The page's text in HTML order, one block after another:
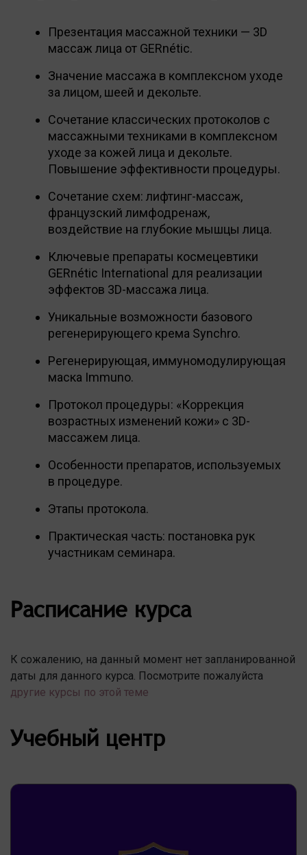
Презентация массажной техники — 3D
массаж лица от GERnétic.
Значение массажа в комплексном уходе
за лицом, шеей и декольте.
Сочетание классических протоколов с
массажными техниками в комплексном
уходе за кожей лица и декольте.
Повышение эффективности процедуры.
Сочетание схем: лифтинг-массаж,
французский лимфодренаж,
воздействие на глубокие мышцы лица.
Ключевые препараты космецевтики
GERnétic International для реализации
эффектов 3D-массажа лица.
Уникальные возможности базового
регенерирующего крема Synchro.
Регенерирующая, иммуномодулирующая
маска Immuno.
Протокол процедуры: «Коррекция
возрастных изменений кожи» с 3D-
массажем лица.
Особенности препаратов, используемых
в процедуре.
Этапы протокола.
Практическая часть: постановка рук
участникам семинара.
Расписание курса
К сожалению, на данный момент нет запланированной
даты для данного курса. Посмотрите пожалуйста
другие курсы по этой теме
Учебный центр